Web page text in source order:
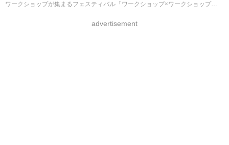
ワークショップが集まるフェスティバル「ワークショップ×ワークショップ
advertisement